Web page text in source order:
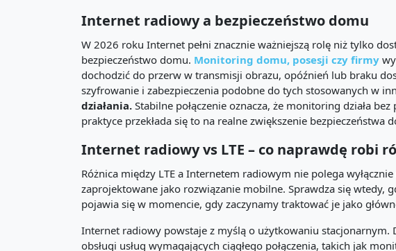
Internet radiowy a bezpieczeństwo domu
W 2026 roku Internet pełni znacznie ważniejszą rolę niż tylko
bezpieczeństwo domu. Monitoring domu, posesji czy firmy
dochodzić do przerw w transmisji obrazu, opóźnień lub braku
szyfrowanie i zabezpieczenia podobne do tych stosowanych w
działania. Stabilne połączenie oznacza, że monitoring działa
praktyce przekłada się to na realne zwiększenie bezpieczeństwa
Internet radiowy vs LTE – co naprawdę robi
Różnica między LTE a Internetem radiowym nie polega
zaprojektowane jako rozwiązanie mobilne. Sprawdza się wtedy,
pojawia się w momencie, gdy zaczynamy traktować je jako
Internet radiowy powstaje z myślą o użytkowaniu
obsługi usług wymagających ciągłego połączenia, takich jak